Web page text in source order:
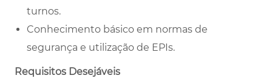
turnos.
Conhecimento básico em normas de
segurança e utilização de EPIs.
Requisitos Desejáveis